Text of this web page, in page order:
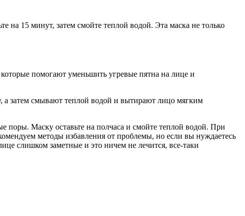
на 15 минут, затем смойте теплой водой. Эта маска не только
помогают уменьшить угревые пятна на лице и
а затем смывают теплой водой и вытирают лицо мягким
поры. Маску оставьте на полчаса и смойте теплой водой. При
методы избавления от проблемы, но если вы нуждаетесь
слишком заметные и это ничем не лечится, все-таки